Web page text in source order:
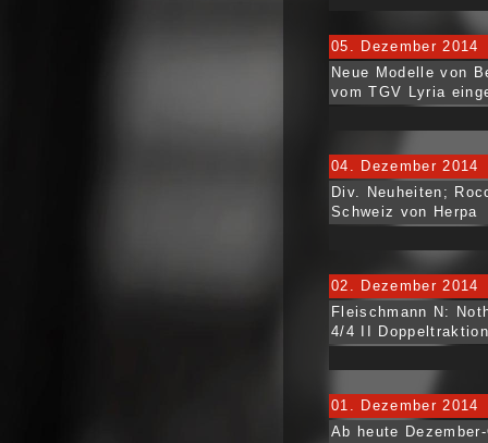
05. Dezember 2014
Neue Modelle von
vom TGV Lyria
04. Dezember 2014
Div. Neuheiten;
Schweiz von Herpa
02. Dezember 2014
Fleischmann N:
4/4 II
01. Dezember 2014
Ab heute